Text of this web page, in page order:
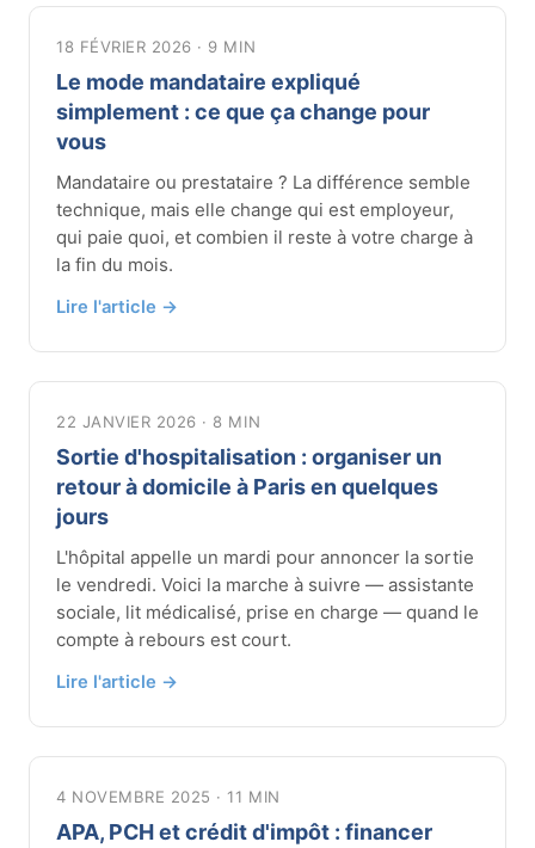
18 FÉVRIER 2026 · 9 MIN
Le mode mandataire expliqué
simplement : ce que ça change pour
vous
Mandataire ou prestataire ? La différence semble
technique, mais elle change qui est employeur,
qui paie quoi, et combien il reste à votre charge à
la fin du mois.
Lire l'article →
22 JANVIER 2026 · 8 MIN
Sortie d'hospitalisation : organiser un
retour à domicile à Paris en quelques
jours
L'hôpital appelle un mardi pour annoncer la sortie
le vendredi. Voici la marche à suivre — assistante
sociale, lit médicalisé, prise en charge — quand le
compte à rebours est court.
Lire l'article →
4 NOVEMBRE 2025 · 11 MIN
APA, PCH et crédit d'impôt : financer